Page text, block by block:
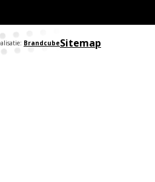
Sitemap
Brandcube